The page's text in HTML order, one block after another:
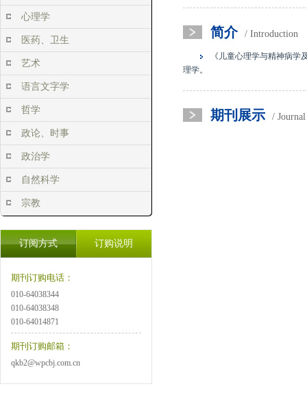
心理学
医药、卫生
艺术
语言文字学
哲学
政论、时事
政治学
自然科学
宗教
订阅方式 订购说明
期刊订购电话：
010-64038344
010-64038348
010-64014871
期刊订购邮箱：
qkb2@wpcbj.com.cn
简介 / Introduction
《儿童心理学与精神病
理学。
期刊展示 /